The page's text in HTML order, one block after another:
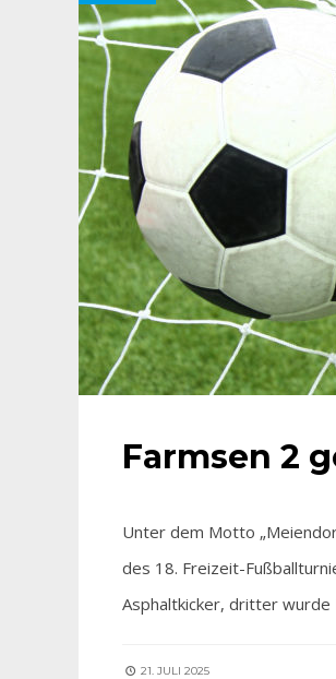
Farmsen 2
Unter dem Motto
des 18. Freizeit-
Asphaltkicker, dritter wurde
21. JULI 2025